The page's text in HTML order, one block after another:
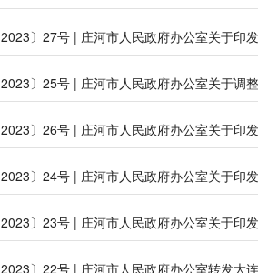
〕27号 | 庄河市人民政府办公室关于
〕25号 | 庄河市人民政府办公室关于调
〕26号 | 庄河市人民政府办公室关于印
〕24号 | 庄河市人民政府办公室关于印